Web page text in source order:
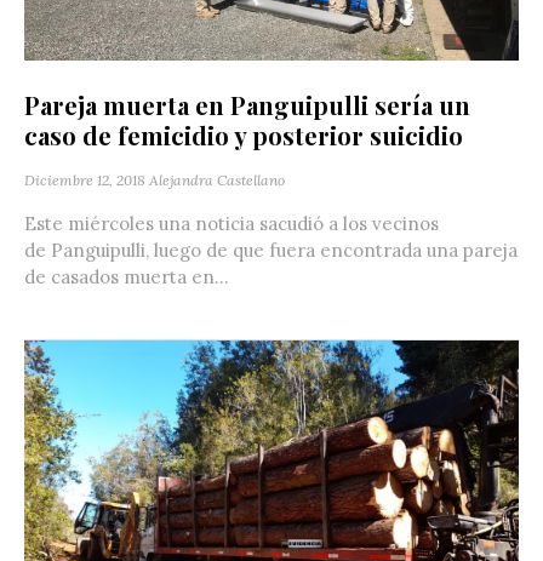
Pareja muerta en Panguipulli sería un
caso de femicidio y posterior suicidio
Diciembre 12, 2018 Alejandra Castellano
Este miércoles una noticia sacudió a los vecinos
de Panguipulli, luego de que fuera encontrada una pareja
de casados muerta en...